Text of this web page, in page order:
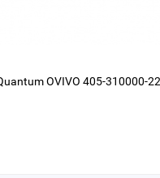
OVIVO 405-310000-